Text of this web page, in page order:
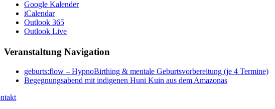
Google Kalender
iCalendar
Outlook 365
Outlook Live
Veranstaltung Navigation
geburts:flow – HypnoBirthing & mentale Geburtsvorbereitung (je 4 Termine)
Begegnungsabend mit indigenen Huni Kuin aus dem Amazonas